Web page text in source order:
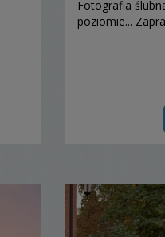
Fotografia
poziomie...